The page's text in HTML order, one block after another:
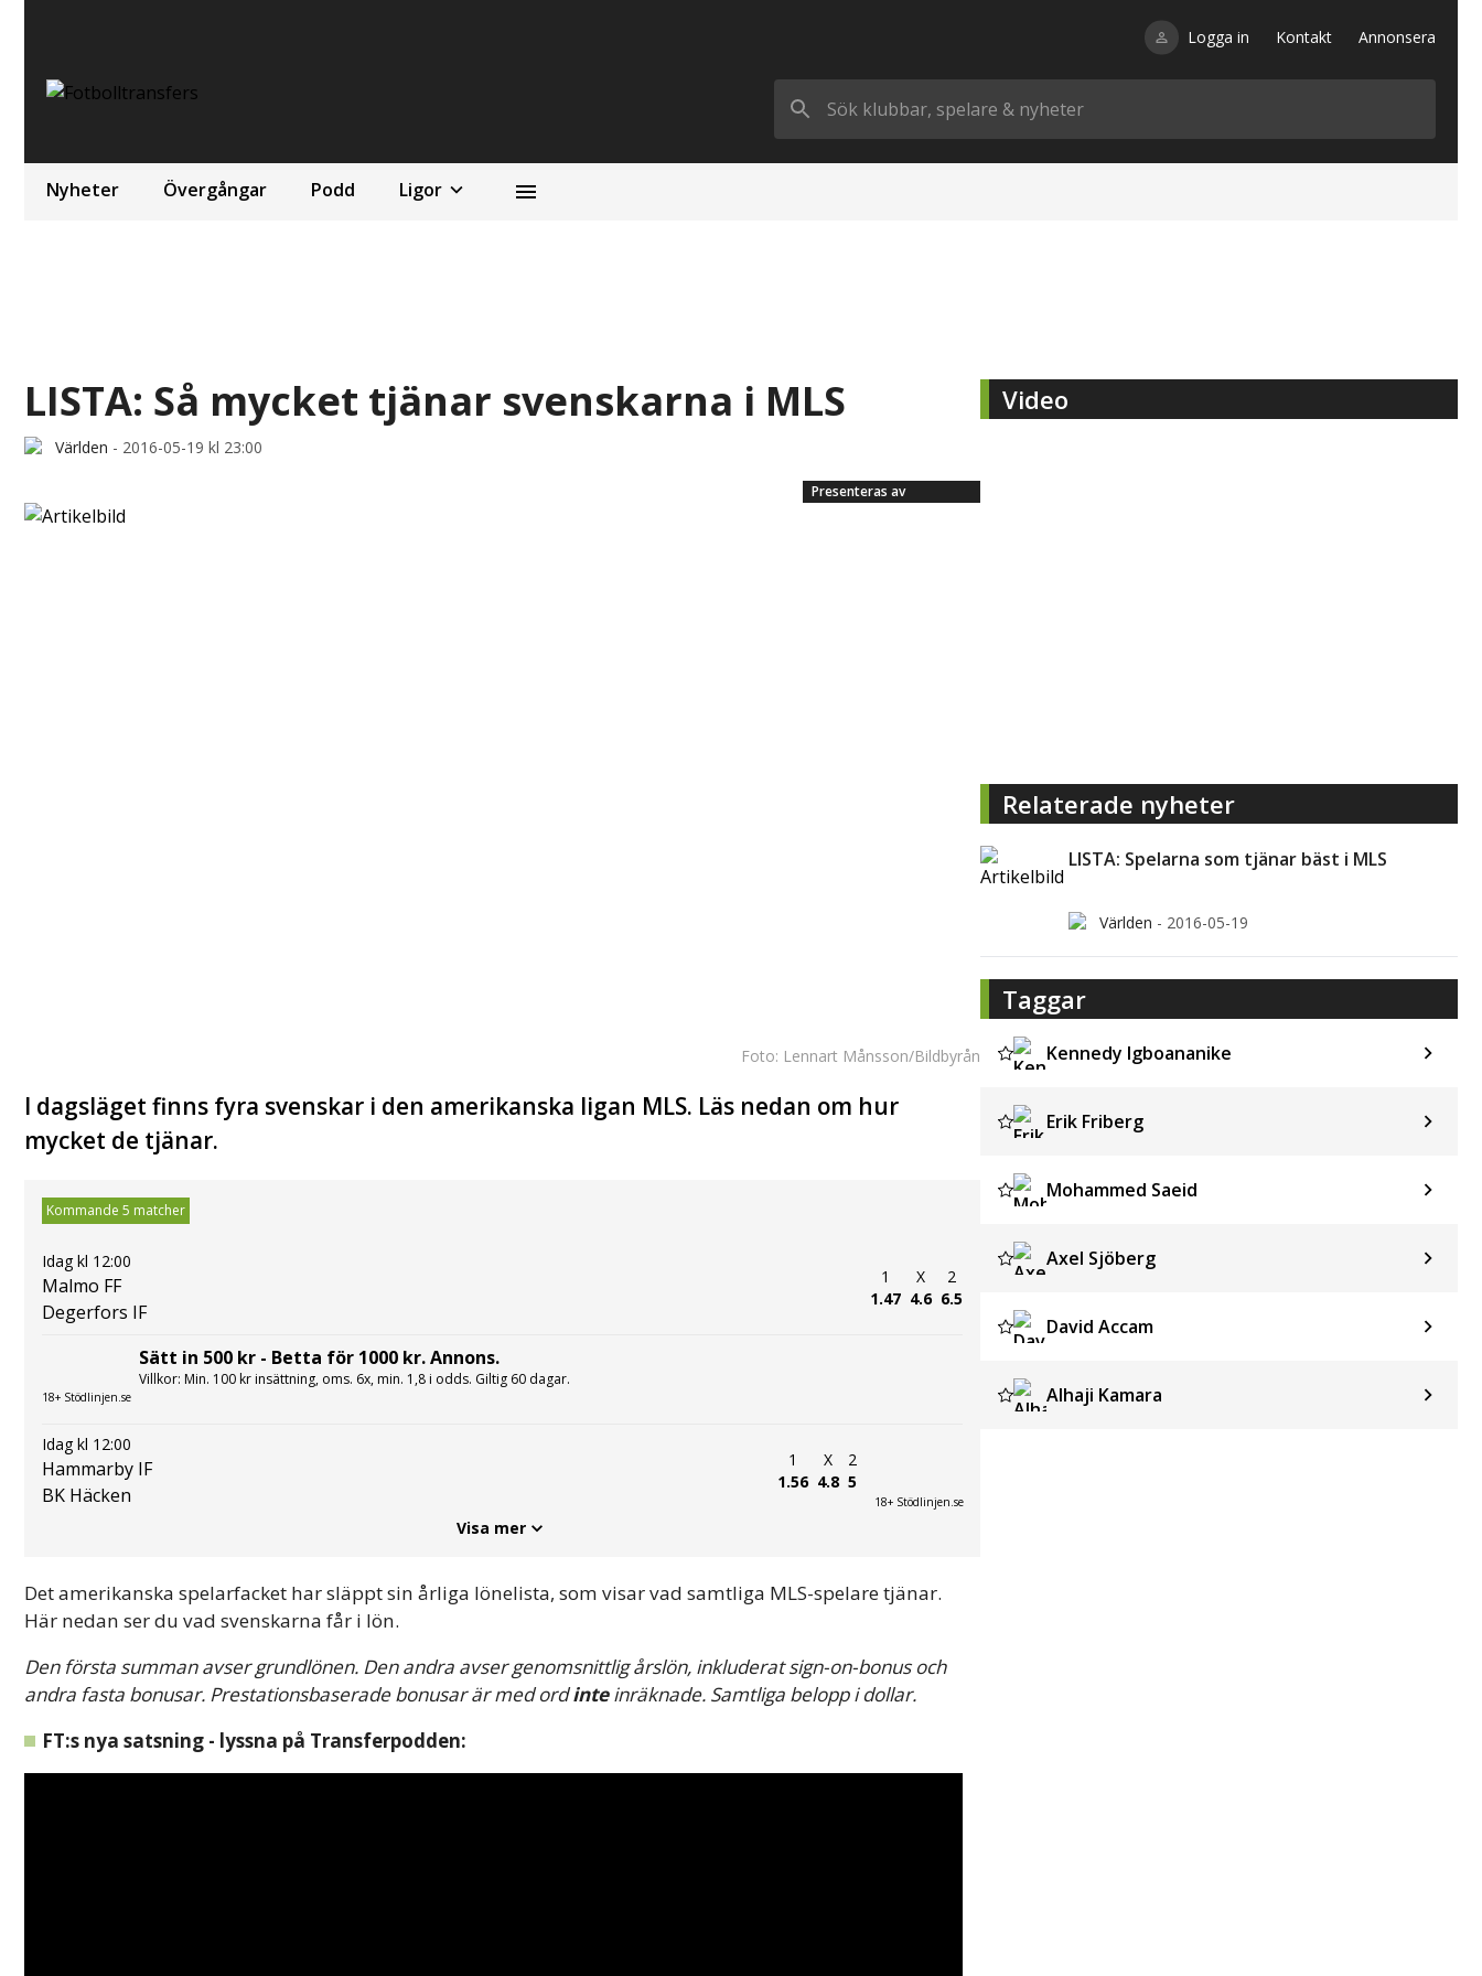
Logga in Kontakt Annonsera
Nyheter Övergångar Podd Ligor
LISTA: Så mycket tjänar svenskarna i MLS
Världen - 2016-05-19 kl 23:00
Presenteras av
Foto: Lennart Månsson/Bildbyrån
I dagsläget finns fyra svenskar i den amerikanska ligan MLS. Läs nedan om hur
mycket de tjänar.
Kommande 5 matcher
Idag kl 12:00
Malmo FF
Degerfors IF
1
1.47
X
4.6
2
6.5
18+ Stödlinjen.se
Sätt in 500 kr - Betta för 1000 kr. Annons.
Villkor: Min. 100 kr insättning, oms. 6x, min. 1,8 i odds. Giltig 60 dagar.
Idag kl 12:00
Hammarby IF
BK Häcken
1
1.56
X
4.8
2
5
18+ Stödlinjen.se
Visa mer
Det amerikanska spelarfacket har släppt sin årliga lönelista, som visar vad samtliga MLS-spelare tjänar.
Här nedan ser du vad svenskarna får i lön.
Den första summan avser grundlönen. Den andra avser genomsnittlig årslön, inkluderat sign-on-bonus och
andra fasta bonusar. Prestationsbaserade bonusar är med ordinteinräknade. Samtliga belopp i dollar.
FT:s nya satsning - lyssna på Transferpodden:
Video
Relaterade nyheter
LISTA: Spelarna som tjänar bäst i MLS
Världen - 2016-05-19
Taggar
Kennedy Igboananike
Erik Friberg
Mohammed Saeid
Axel Sjöberg
David Accam
Alhaji Kamara